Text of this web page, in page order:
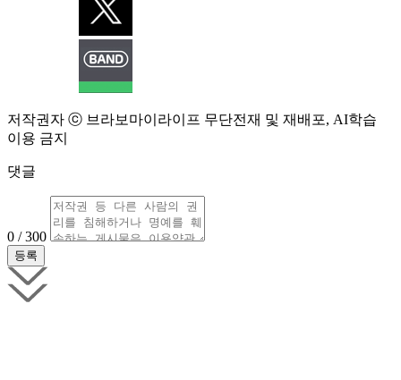
저작권자 ⓒ 브라보마이라이프 무단전재 및 재배포, AI학습
이용 금지
댓글
0 / 300